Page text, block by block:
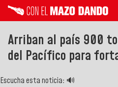
Arriban al país 900
del Pacífico para
Escucha esta noticia: 🔊